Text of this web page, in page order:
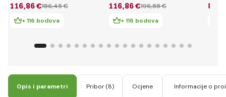
116,86 €186,45 €
+ 116 bodova
pumpom
116,86 €196,88 €
+ 116 bodova
81
Opis i parametri Pribor(8) Ocjene Informacije o